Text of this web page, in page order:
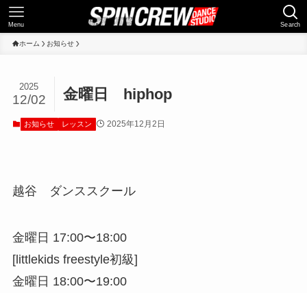
Search
Menu
ホーム お知らせ
金曜日 hiphop
2025
12/02
お知らせ レッスン 2025年12月2日
越谷 ダンススクール
金曜日 17:00〜18:00
[littlekids freestyle初級]
金曜日 18:00〜19:00